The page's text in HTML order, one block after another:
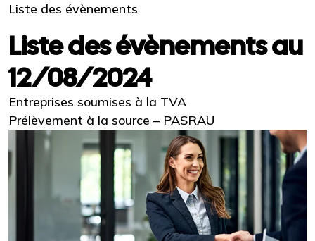
Liste des évènements
Liste des évènements au
12/08/2024
Entreprises soumises à la TVA
Prélèvement à la source – PASRAU